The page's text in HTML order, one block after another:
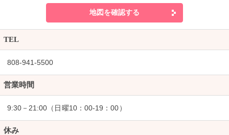
地図を確認する
TEL
808-941-5500
営業時間
9:30－21:00（日曜10：00-19：00）
休み